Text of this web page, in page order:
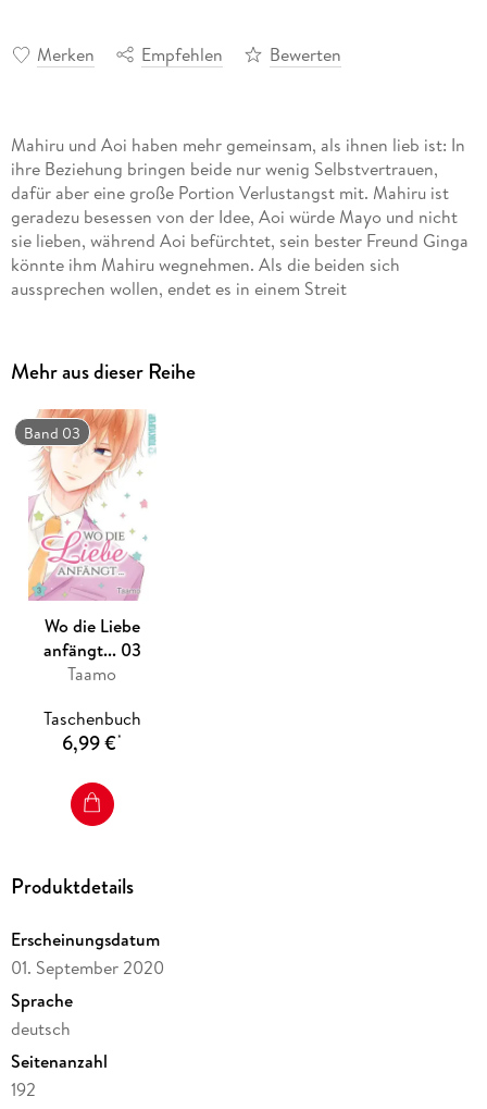
Merken Empfehlen Bewerten
Mahiru und Aoi haben mehr gemeinsam, als ihnen lieb ist: In
ihre Beziehung bringen beide nur wenig Selbstvertrauen,
dafür aber eine große Portion Verlustangst mit. Mahiru ist
geradezu besessen von der Idee, Aoi würde Mayo und nicht
sie lieben, während Aoi befürchtet, sein bester Freund Ginga
könnte ihm Mahiru wegnehmen. Als die beiden sich
aussprechen wollen, endet es in einem Streit
Mehr aus dieser Reihe
Band 03
Wo die Liebe
anfängt... 03
Taamo
Taschenbuch
6,99 €*
Produktdetails
Erscheinungsdatum
01. September 2020
Sprache
deutsch
Seitenanzahl
192